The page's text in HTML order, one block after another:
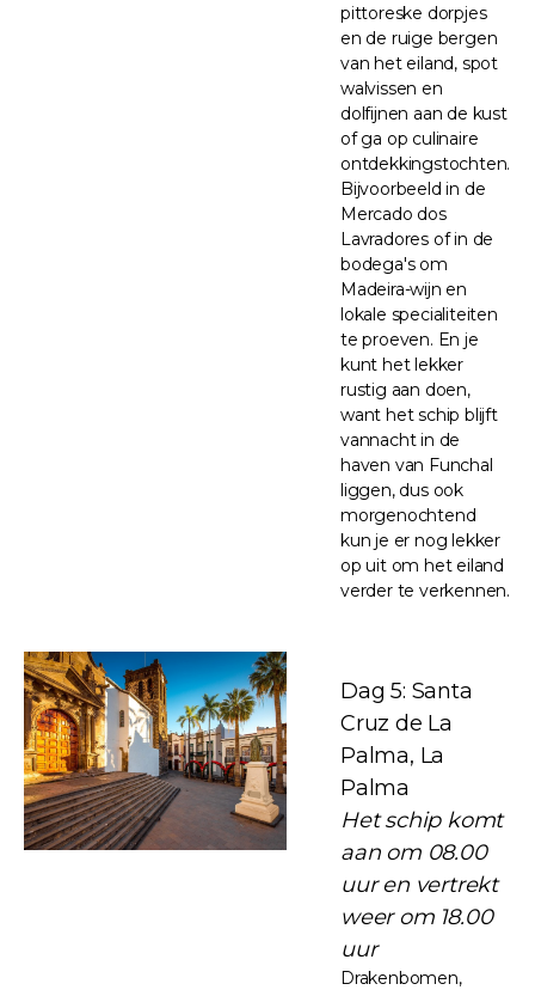
pittoreske dorpjes
en de ruige bergen
van het eiland, spot
walvissen en
dolfijnen aan de kust
of ga op culinaire
ontdekkingstochten.
Bijvoorbeeld in de
Mercado dos
Lavradores of in de
bodega's om
Madeira-wijn en
lokale specialiteiten
te proeven. En je
kunt het lekker
rustig aan doen,
want het schip blijft
vannacht in de
haven van Funchal
liggen, dus ook
morgenochtend
kun je er nog lekker
op uit om het eiland
verder te verkennen.
Dag 5: Santa
Cruz de La
Palma, La
Palma
Het schip komt
aan om 08.00
uur en vertrekt
weer om 18.00
uur
Drakenbomen,